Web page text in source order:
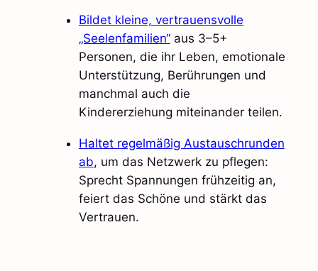
Bildet kleine, vertrauensvolle
„Seelenfamilien“aus 3–5+
Personen, die ihr Leben, emotionale
Unterstützung, Berührungen und
manchmal auch die
Kindererziehung miteinander teilen.
Haltet regelmäßig Austauschrunden
ab, um das Netzwerk zu pflegen:
Sprecht Spannungen frühzeitig an,
feiert das Schöne und stärkt das
Vertrauen.​